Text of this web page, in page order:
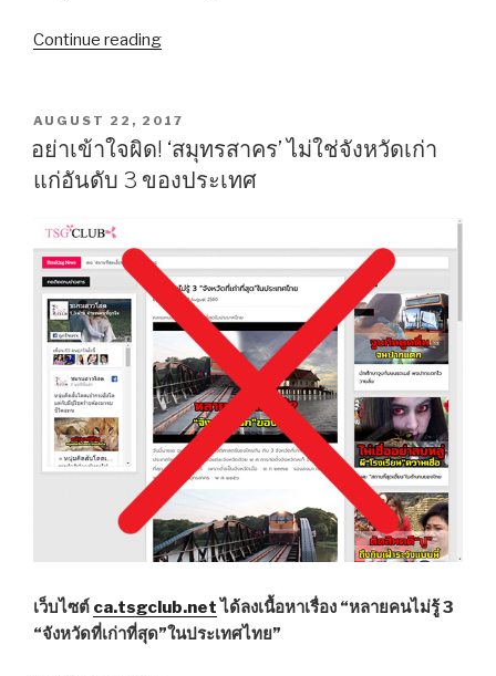
Continue reading
คา
ม่าน
รูด
ฆาตกรรม?”
POSTED
ON
AUGUST 22, 2017
อย่าเข้าใจผิด! ‘สมุทรสาคร’ ไม่ใช่จังหวัดเก่า
แก่อันดับ 3 ของประเทศ
เว็บไซต์ ca.tsgclub.netได้ลงเนื้อหาเรื่อง “หลายคนไม่รู้ 3
“จังหวัดที่เก่าที่สุด”ในประเทศไทย”